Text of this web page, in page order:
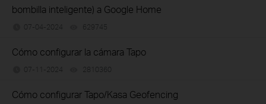
bombilla inteligente) a Google Home
07-04-2024 629745
Cómo configurar la cámara Tapo
07-11-2024 2810360
Cómo configurar Tapo/Kasa Geofencing